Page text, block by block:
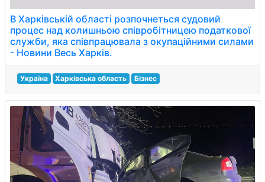
В Харківській області розпочнеться судовий
процес над колишньою співробітницею податкової
служби, яка співпрацювала з окупаційними силами
- Новини Весь Харків.
Україна Харківська область Бізнес